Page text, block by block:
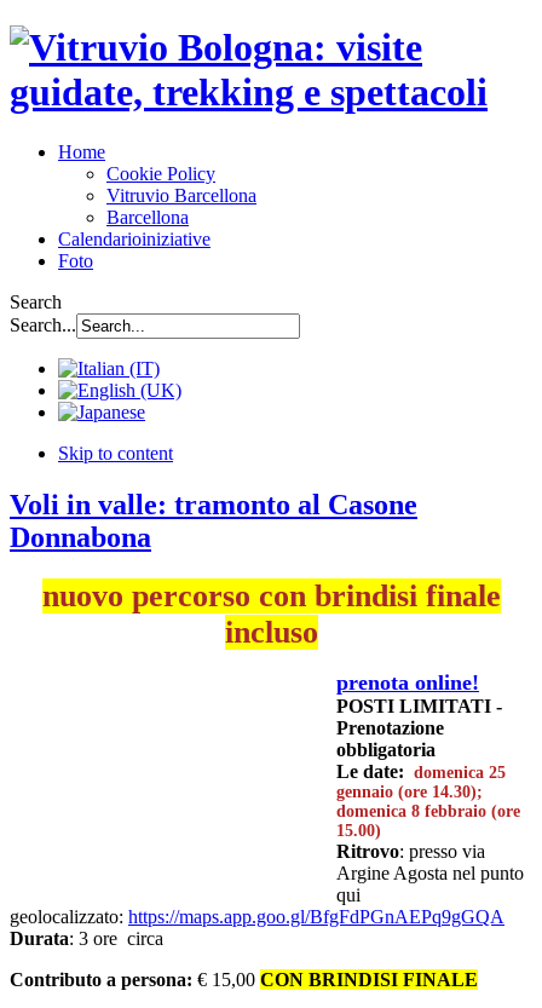
Home
Cookie Policy
Vitruvio Barcellona
Barcellona
Calendarioiniziative
Foto
Search
Search...
Skip to content
Voli in valle: tramonto al Casone
Donnabona
nuovo percorso con brindisi finale
incluso
prenota online!
POSTI LIMITATI -
Prenotazione
obbligatoria
Le date: domenica 25
gennaio (ore 14.30);
domenica 8 febbraio (ore
15.00)
Ritrovo: presso via
Argine Agosta nel punto
qui
geolocalizzato: https://maps.app.goo.gl/BfgFdPGnAEPq9gGQA
Durata: 3 ore circa
Contributo a persona: € 15,00 CON BRINDISI FINALE